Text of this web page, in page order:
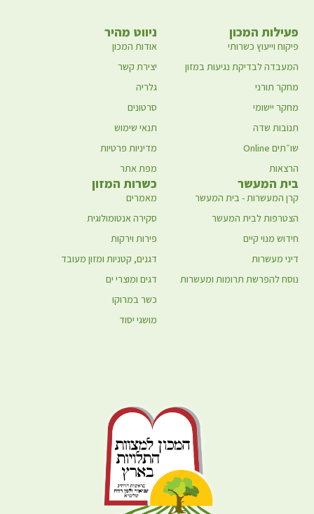
ניווט מהיר
אודות המכון
יצירת קשר
גלריה
סרטונים
תנאי שימוש
מדיניות פרטיות
מפת אתר
פעילות המכון
פיקוח וייעוץ כשרותי
המעבדה לבדיקת נגיעות במזון
מחקר תורני
מחקר יישומי
תנובות שדה
שו״תים Online
הרצאות
כשרות המזון
מאמרים
סקירה אנטומולוגית
פירות וירקות
דגנים, קטניות ומזון מעובד
דגים ומוצרי ים
כשר במרוקו
מושגי יסוד
בית המעשר
קרן המעשרות - בית המעשר
הצטרפות לבית המעשר
חידוש מנוי קיים
דיני מעשרות
נוסח להפרשת תרומות ומעשרות